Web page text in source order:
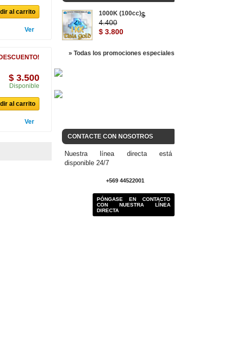
al carrito
Ver
$ 3.500
Disponible
al carrito
Ver
1000K (100cc)$
4.400
$ 3.800
» Todas los promociones especiales
CONTACTE CON NOSOTROS
Nuestra línea directa está
disponible 24/7
+569 44522001
PÓNGASE EN CONTACTO
CON NUESTRA LÍNEA
DIRECTA